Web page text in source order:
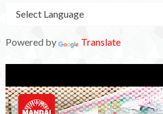
Powered by Translate